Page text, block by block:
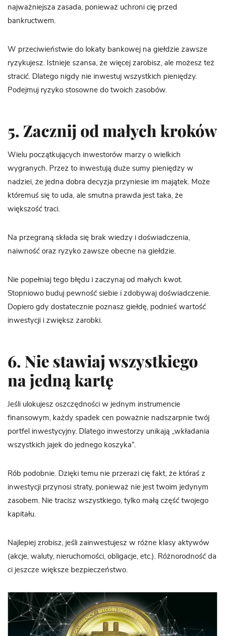
najważniejsza zasada, ponieważ uchroni cię przed
bankructwem.
W przeciwieństwie do lokaty bankowej na giełdzie zawsze
ryzykujesz. Istnieje szansa, że więcej zarobisz, ale możesz też
stracić. Dlatego nigdy nie inwestuj wszystkich pieniędzy.
Podejmuj ryzyko stosowne do twoich zasobów.
5. Zacznij od małych kroków
Wielu początkujących inwestorów marzy o wielkich
wygranych. Przez to inwestują duże sumy pieniędzy w
nadziei, że jedna dobra decyzja przyniesie im majątek. Może
któremuś się to uda, ale smutna prawda jest taka, że
większość traci.
Na przegraną składa się brak wiedzy i doświadczenia,
naiwność oraz ryzyko zawsze obecne na giełdzie.
Nie popełniaj tego błędu i zaczynaj od małych kwot.
Stopniowo buduj pewność siebie i zdobywaj doświadczenie.
Dopiero gdy dostatecznie poznasz giełdę, podnieś wartość
inwestycji i zwiększ zarobki.
6. Nie stawiaj wszystkiego
na jedną kartę
Jeśli ulokujesz oszczędności w jednym instrumencie
finansowym, każdy spadek cen poważnie nadszarpnie twój
portfel inwestycyjny. Dlatego inwestorzy unikają „wkładania
wszystkich jajek do jednego koszyka”.
Rób podobnie. Dzięki temu nie przerazi cię fakt, że któraś z
inwestycji przynosi straty, ponieważ nie jest twoim jedynym
zasobem. Nie tracisz wszystkiego, tylko małą część twojego
kapitału.
Najlepiej zrobisz, jeśli zainwestujesz w różne klasy aktywów
(akcje, waluty, nieruchomości, obligacje, etc.). Różnorodność da
ci jeszcze większe bezpieczeństwo.